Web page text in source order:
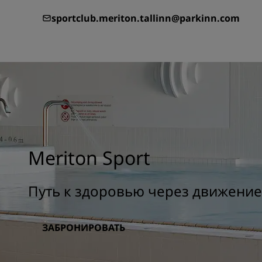
sportclub.meriton.tallinn@parkinn.com
Meriton Sport
Путь к здоровью через
ЗАБРОНИРОВАТЬ